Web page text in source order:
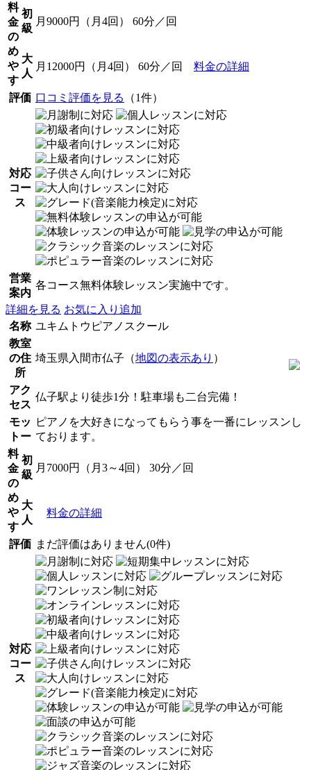
料
金
の
め
や
す
初
級
月9000円（月4回） 60分／回
大
人
月12000円（月4回） 60分／回 料金の詳細
評価 口コミ評価を見る （1件）
対応
コー
ス
営業
案内
各コース無料体験レッスン実施中です。
詳細を見る お気に入り追加
名称 ユキムトウピアノスクール
教室
の住
所
埼玉県入間市仏子（地図の表示あり ）
アク
セス
仏子駅より徒歩1分！駐車場も二台完備！
モッ
トー
ピアノを大好きになってもらう事を一番にレッスンし
ております。
料
金
の
め
や
す
初
級
月7000円（月3～4回） 30分／回
大
人
料金の詳細
評価 まだ評価はありません(0件)
対応
コー
ス